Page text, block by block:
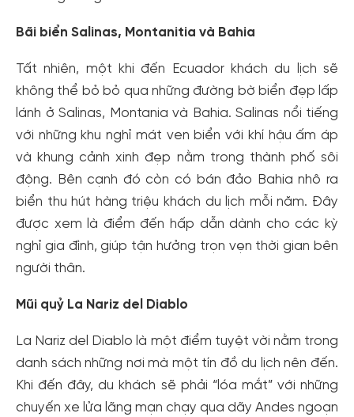
Bãi biển Salinas, Montanitia và Bahia
Tất nhiên, một khi đến Ecuador khách du lịch sẽ
không thể bỏ bỏ qua những đường bờ biển đẹp lấp
lánh ở Salinas, Montania và Bahia. Salinas nổi tiếng
với những khu nghỉ mát ven biển với khí hậu ấm áp
và khung cảnh xinh đẹp nằm trong thành phố sôi
động. Bên cạnh đó còn có bán đảo Bahia nhô ra
biển thu hút hàng triệu khách du lịch mỗi năm. Đây
được xem là điểm đến hấp dẫn dành cho các kỳ
nghỉ gia đình, giúp tận hưởng trọn vẹn thời gian bên
người thân.
Mũi quỷ La Nariz del Diablo
La Nariz del Diablo là một điểm tuyệt vời nằm trong
danh sách những nơi mà một tín đồ du lịch nên đến.
Khi đến đây, du khách sẽ phải “lóa mắt” với những
chuyến xe lửa lãng mạn chạy qua dãy Andes ngoạn